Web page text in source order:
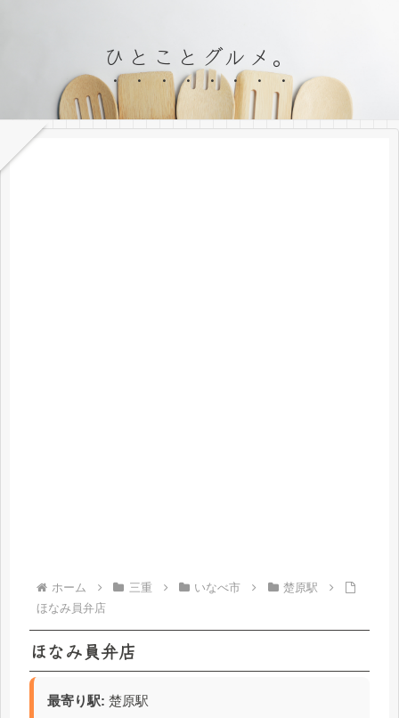
ひとことグルメ。
ホーム 三重 いなべ市
楚原駅
ほなみ員弁店
ほなみ員弁店
最寄り駅: 楚原駅